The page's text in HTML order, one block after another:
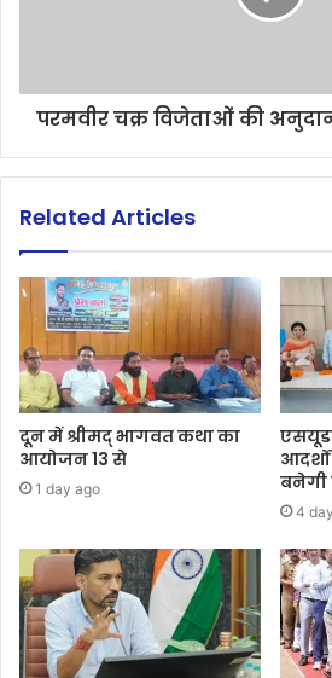
परमवीर चक्र विजेताओं की
Related Articles
दून में श्रीमद् भागवत कथा का
आयोजन 13 से
1 day ago
बनेगी
4